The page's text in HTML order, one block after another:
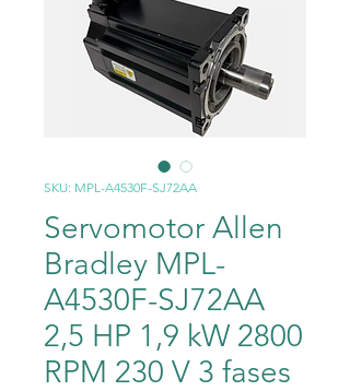
SKU: MPL-A4530F-SJ72AA
Servomotor Allen
Bradley MPL-
A4530F-SJ72AA
2,5 HP 1,9 kW 2800
RPM 230 V 3 fases